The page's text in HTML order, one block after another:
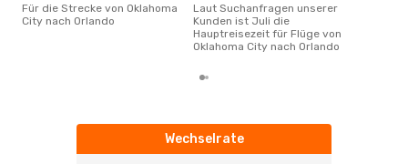
Für die Strecke von Oklahoma
City nach Orlando
Laut Suchanfragen unserer
Kunden ist Juli die
Hauptreisezeit für Flüge von
Oklahoma City nach Orlando
Wechselrate